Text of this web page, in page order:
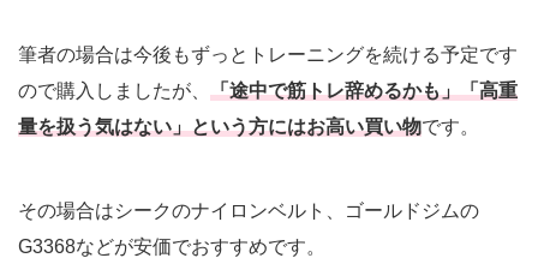
筆者の場合は今後もずっとトレーニングを続ける予定です
ので購入しましたが、 「途中で筋トレ辞めるかも」「高重
量を扱う気はない」という方にはお高い買い物です。
その場合はシークのナイロンベルト、ゴールドジムの
G3368などが安価でおすすめです。